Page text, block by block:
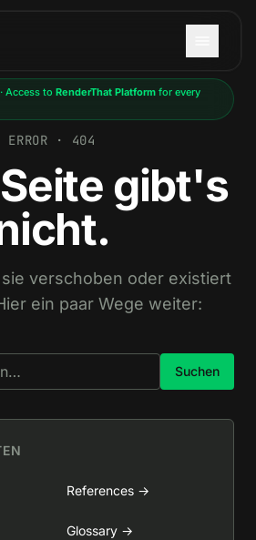
Access to RenderThat Platformfor every
ERROR · 404
gibt's
verschoben oder existiert
ein paar Wege weiter:
Suchen
References →
Glossary →